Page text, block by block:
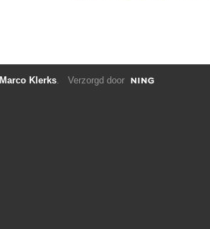
Marco Klerks. Verzorgd door